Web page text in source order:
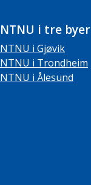
NTNU i tre byer
NTNU i Gjøvik
NTNU i Trondheim
NTNU i Ålesund